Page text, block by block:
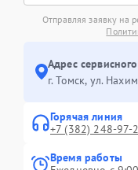
Отправляя заявку на
Адрес
г. Томск, ул.
Горячая линия
+7 (382) 248-97-
Время работы